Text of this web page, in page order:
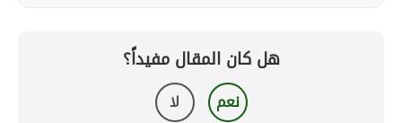
هل كان المقال مفيداً؟
نعم لا